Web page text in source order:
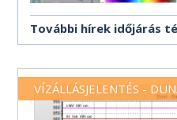
További hírek időjárás
VÍZÁLLÁSJELENTÉS -